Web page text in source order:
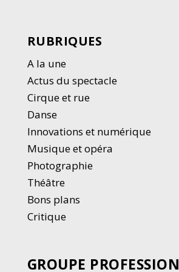
RUBRIQUES
A la une
Actus du spectacle
Cirque et rue
Danse
Innovations et numérique
Musique et opéra
Photographie
Théâtre
Bons plans
Critique
GROUPE PROFESSION